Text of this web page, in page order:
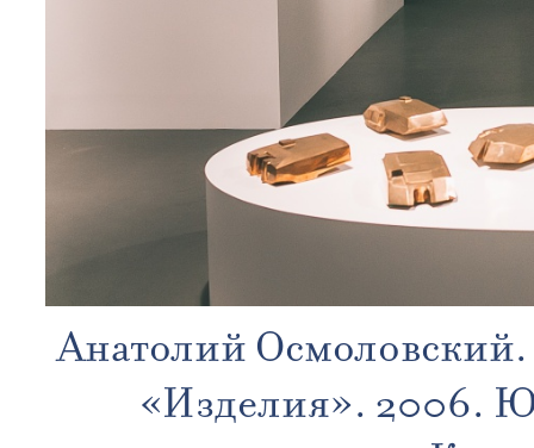
Анатолий Осмоловский.
«Изделия». 2006.